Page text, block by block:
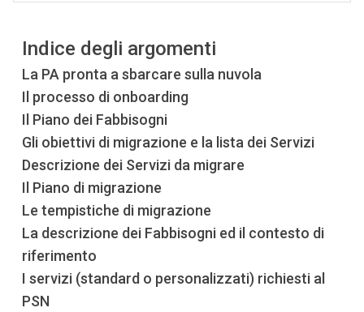
Indice degli argomenti
La PA pronta a sbarcare sulla nuvola
Il processo di onboarding
Il Piano dei Fabbisogni
Gli obiettivi di migrazione e la lista dei Servizi
Descrizione dei Servizi da migrare
Il Piano di migrazione
Le tempistiche di migrazione
La descrizione dei Fabbisogni ed il contesto di
riferimento
I servizi (standard o personalizzati) richiesti al
PSN